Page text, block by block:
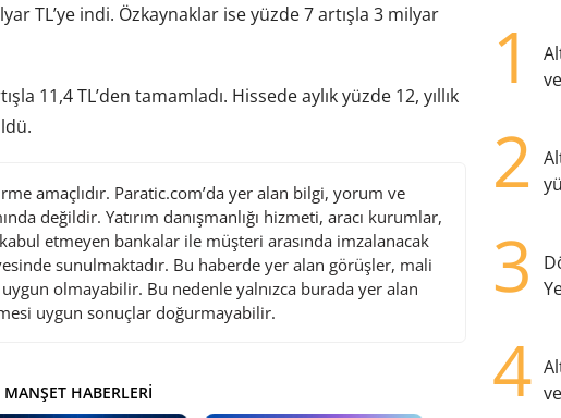
TL’ye indi. Özkaynaklar ise yüzde 7 artışla 3 milyar
11,4 TL’den tamamladı. Hissede aylık yüzde 12, yıllık
amaçlıdır. Paratic.com’da yer alan bilgi, yorum ve
değildir. Yatırım danışmanlığı hizmeti, aracı kurumlar,
etmeyen bankalar ile müşteri arasında imzalanacak
sunulmaktadır. Bu haberde yer alan görüşler, mali
olmayabilir. Bu nedenle yalnızca burada yer alan
uygun sonuçlar doğurmayabilir.
MANŞET HABERLERI
1
2
3
4